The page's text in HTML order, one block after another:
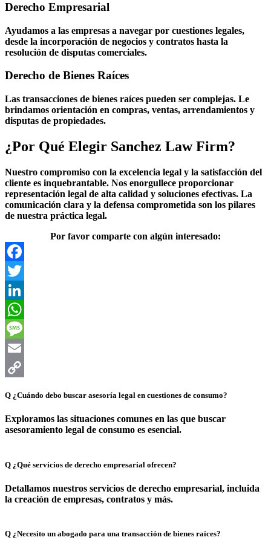
Derecho Empresarial
Ayudamos a las empresas a navegar por cuestiones legales,
desde la incorporación de negocios y contratos hasta la
resolución de disputas comerciales.
Derecho de Bienes Raíces
Las transacciones de bienes raíces pueden ser complejas. Le
brindamos orientación en compras, ventas, arrendamientos y
disputas de propiedades.
¿Por Qué Elegir Sanchez Law Firm?
Nuestro compromiso con la excelencia legal y la satisfacción del
cliente es inquebrantable. Nos enorgullece proporcionar
representación legal de alta calidad y soluciones efectivas. La
comunicación clara y la defensa comprometida son los pilares
de nuestra práctica legal.
Por favor comparte con algún interesado:
Q ¿Cuándo debo buscar asesoría legal en cuestiones de consumo?
Exploramos las situaciones comunes en las que buscar
asesoramiento legal de consumo es esencial.
Q ¿Qué servicios de derecho empresarial ofrecen?
Detallamos nuestros servicios de derecho empresarial, incluida
la creación de empresas, contratos y más.
Q ¿Necesito un abogado para una transacción de bienes raíces?